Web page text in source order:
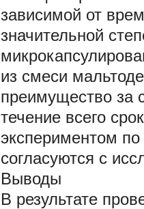
зависимой от
значительной
из смеси
преимущество за
течение всего
экспериментом
согласуются с
Выводы
В результате